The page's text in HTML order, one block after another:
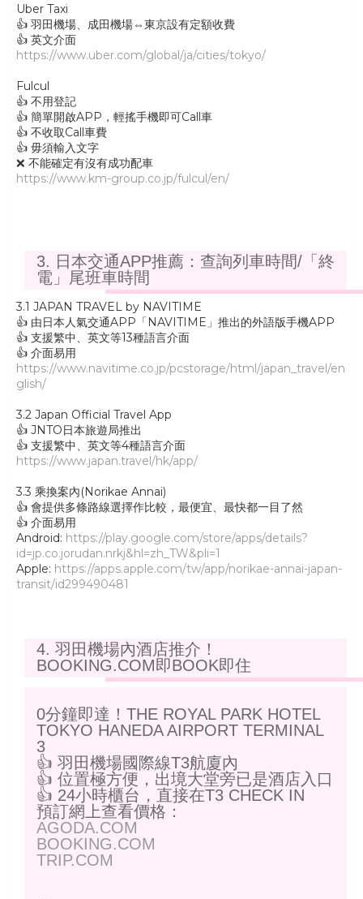
Uber Taxi
👍 羽田機場、成田機場⇔東京設有定額收費
👍 英文介面
https://www.uber.com/global/ja/cities/tokyo/
Fulcul
👍 不用登記
👍 簡單開啟APP，輕搖手機即可Call車
👍 不收取Call車費
👍 毋須輸入文字
❌ 不能確定有沒有成功配車
https://www.km-group.co.jp/fulcul/en/
3. 日本交通APP推薦：查詢列車時間/「終
電」尾班車時間
3.1 JAPAN TRAVEL by NAVITIME
👍 由日本人氣交通APP「NAVITIME」推出的外語版手機APP
👍 支援繁中、英文等13種語言介面
👍 介面易用
https://www.navitime.co.jp/pcstorage/html/japan_travel/en
glish/
3.2 Japan Official Travel App
👍 JNTO日本旅遊局推出
👍 支援繁中、英文等4種語言介面
https://www.japan.travel/hk/app/
3.3 乘換案內(Norikae Annai)
👍 會提供多條路線選擇作比較，最便宜、最快都一目了然
👍 介面易用
Android: https://play.google.com/store/apps/details?
id=jp.co.jorudan.nrkj&hl=zh_TW&pli=1
Apple: https://apps.apple.com/tw/app/norikae-annai-japan-
transit/id299490481
4. 羽田機場內酒店推介！
BOOKING.COM即BOOK即住
0分鐘即達！THE ROYAL PARK HOTEL
TOKYO HANEDA AIRPORT TERMINAL
3
👍 羽田機場國際線T3航廈內
👍 位置極方便，出境大堂旁已是酒店入口
👍 24小時櫃台，直接在T3 CHECK IN
預訂網上查看價格：
AGODA.COM
BOOKING.COM
TRIP.COM